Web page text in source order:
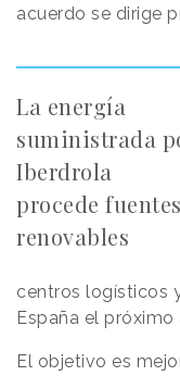
acuerdo se dirige
La energía
suministrada
Iberdrola
procede fuentes
renovables
centros logísticos
España el próximo
El objetivo es